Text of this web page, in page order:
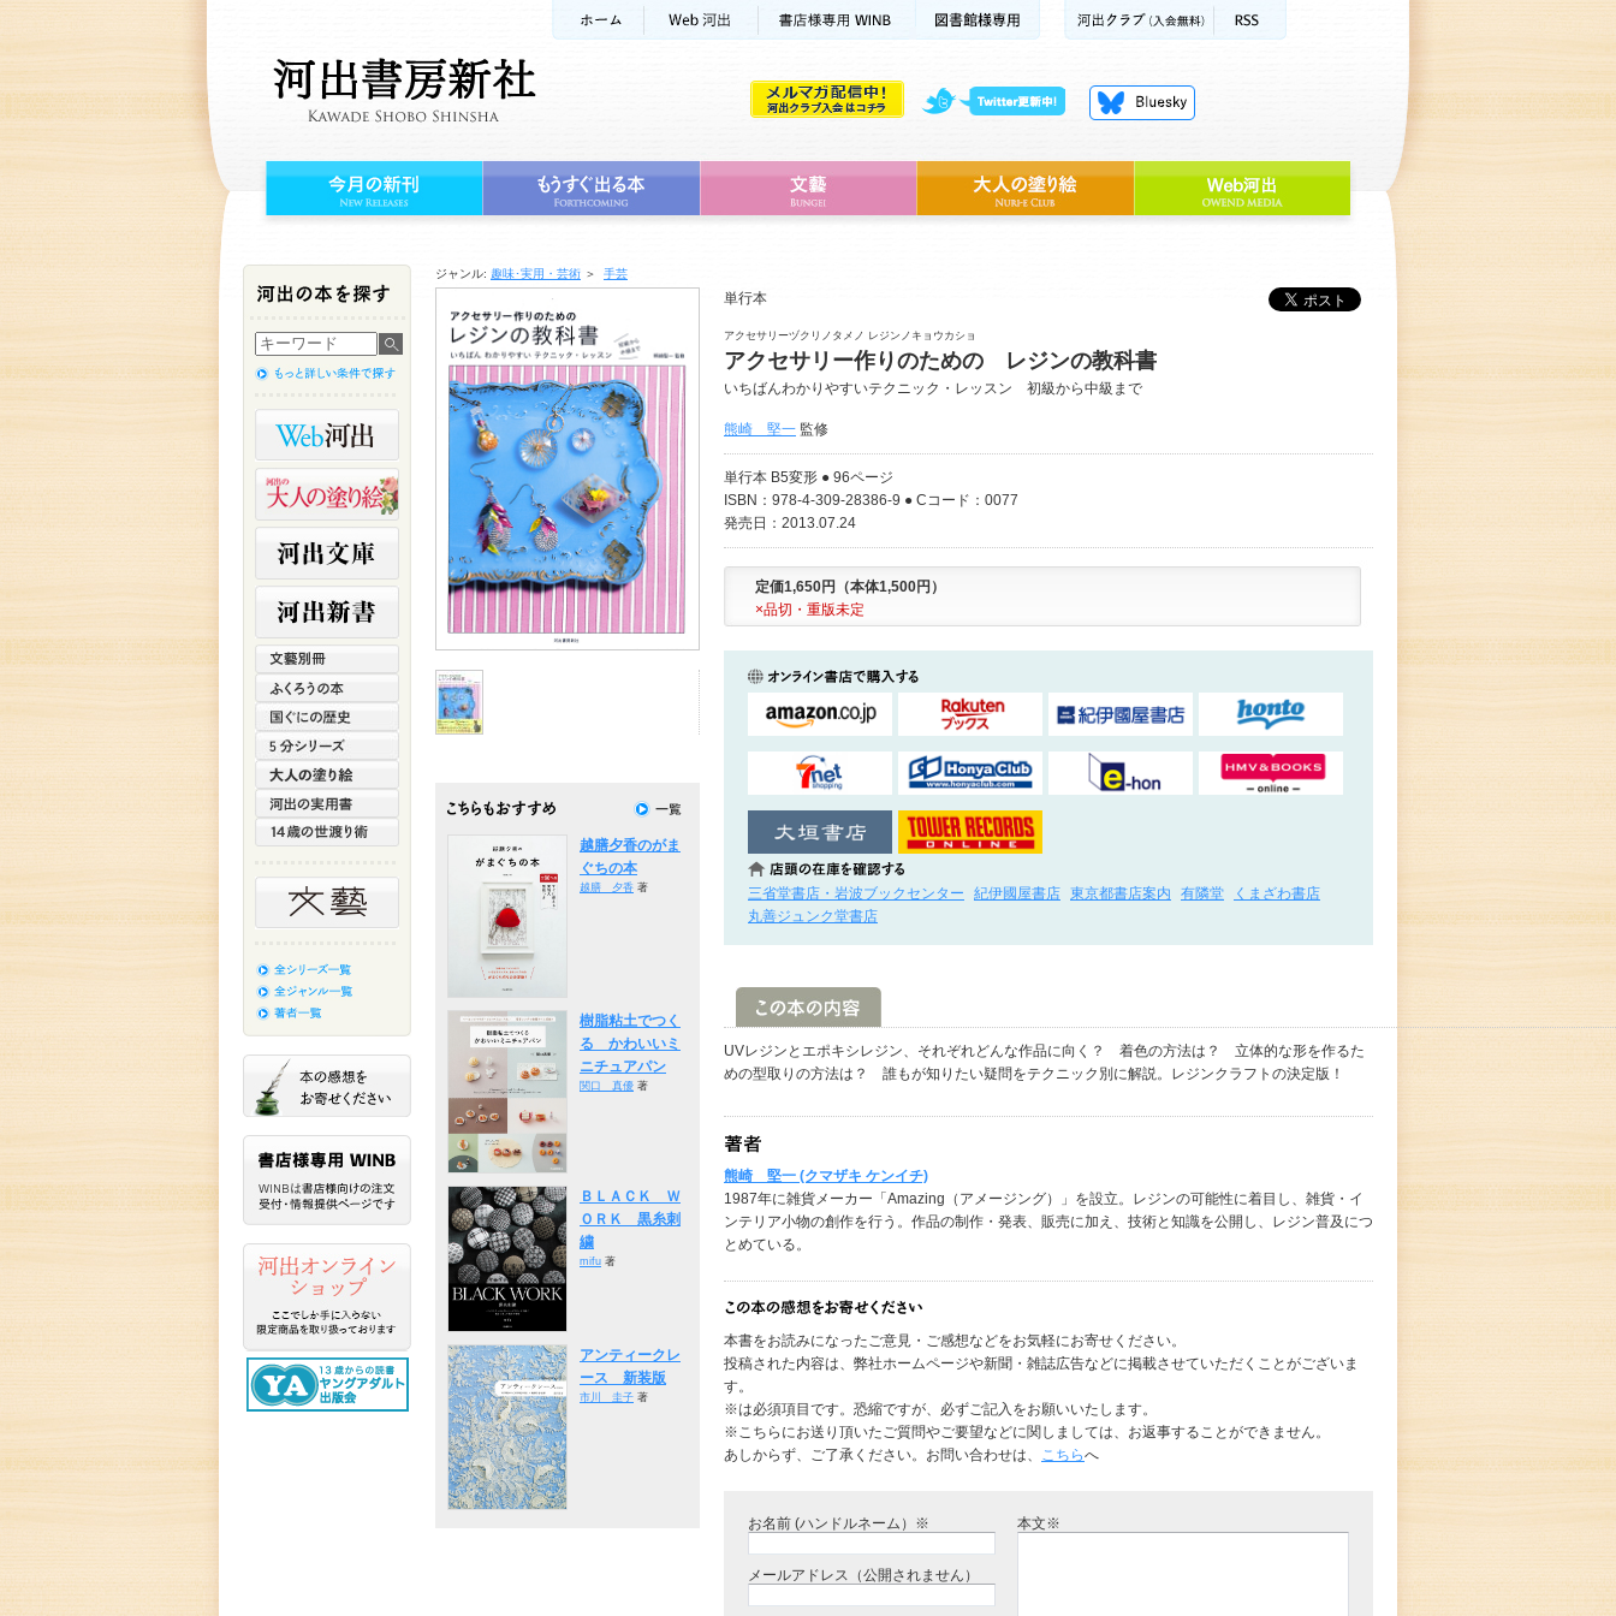
ジャンル: 趣味･実用・芸術 ＞ 手芸
単行本
アクセサリーヅクリノタメノ レジンノキョウカショ
アクセサリー作りのための レジンの教科書
いちばんわかりやすいテクニック・レッスン 初級から中級まで
熊崎 堅一 監修
単行本 B5変形 ● 96ページ
ISBN：978-4-309-28386-9 ● Cコード：0077
発売日：2013.07.24
定価1,650円（本体1,500円）
×品切・重版未定
三省堂書店・岩波ブックセンター 紀伊國屋書店 東京都書店案内 有隣堂
くまざわ書店
丸善ジュンク堂書店
UVレジンとエポキシレジン、それぞれどんな作品に向く？ 着色の方法は？ 立体的な形を作るた
めの型取りの方法は？ 誰もが知りたい疑問をテクニック別に解説。レジンクラフトの決定版！
熊崎 堅一 (クマザキ ケンイチ)
1987年に雑貨メーカー「Amazing（アメージング）」を設立。レジンの可能性に着目し、雑貨・イ
ンテリア小物の創作を行う。作品の制作・発表、販売に加え、技術と知識を公開し、レジン普及につ
とめている。
本書をお読みになったご意見・ご感想などをお気軽にお寄せください。
投稿された内容は、弊社ホームページや新聞・雑誌広告などに掲載させていただくことがございま
す。
※は必須項目です。恐縮ですが、必ずご記入をお願いいたします。
※こちらにお送り頂いたご質問やご要望などに関しましては、お返事することができません。
あしからず、ご了承ください。お問い合わせは、 こちらへ
お名前 (ハンドルネーム）※
メールアドレス（公開されません）
本文※
越膳夕香のがま
ぐちの本
越膳 夕香 著
樹脂粘土でつく
る かわいいミ
ニチュアパン
関口 真優 著
ＢＬＡＣＫ Ｗ
ＯＲＫ 黒糸刺
繍
mifu 著
アンティークレ
ース 新装版
市川 圭子 著